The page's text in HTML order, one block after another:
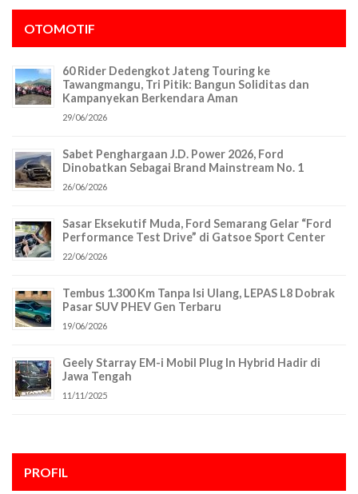
OTOMOTIF
60 Rider Dedengkot Jateng Touring ke
Tawangmangu, Tri Pitik: Bangun Soliditas dan
Kampanyekan Berkendara Aman
29/06/2026
Sabet Penghargaan J.D. Power 2026, Ford
Dinobatkan Sebagai Brand Mainstream No. 1
26/06/2026
Sasar Eksekutif Muda, Ford Semarang Gelar “Ford
Performance Test Drive” di Gatsoe Sport Center
22/06/2026
Tembus 1.300 Km Tanpa Isi Ulang, LEPAS L8 Dobrak
Pasar SUV PHEV Gen Terbaru
19/06/2026
Geely Starray EM-i Mobil Plug In Hybrid Hadir di
Jawa Tengah
11/11/2025
PROFIL